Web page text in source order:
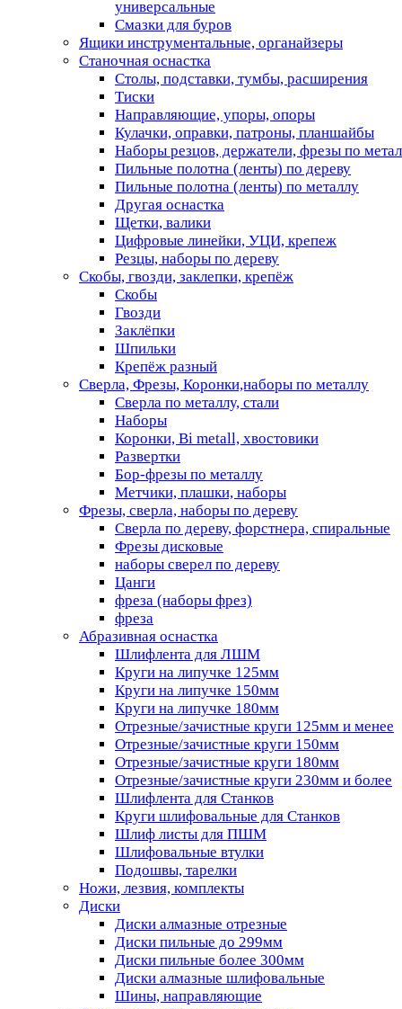
универсальные
Смазки для буров
Ящики инструментальные, органайзеры
Станочная оснастка
Столы, подставки, тумбы, расширения
Тиски
Направляющие, упоры, опоры
Кулачки, оправки, патроны, планшайбы
Наборы резцов, держатели, фрезы по
Пильные полотна (ленты) по дереву
Пильные полотна (ленты) по металлу
Другая оснастка
Щетки, валики
Цифровые линейки, УЦИ, крепеж
Резцы, наборы по дереву
Скобы, гвозди, заклепки, крепёж
Скобы
Гвозди
Заклёпки
Шпильки
Крепёж разный
Сверла, Фрезы, Коронки,наборы по металлу
Сверла по металлу, стали
Наборы
Коронки, Bi metall, хвостовики
Развертки
Бор-фрезы по металлу
Метчики, плашки, наборы
Фрезы, сверла, наборы по дереву
Сверла по дереву, форстнера, спиральные
Фрезы дисковые
наборы сверел по дереву
Цанги
фреза (наборы фрез)
фреза
Абразивная оснастка
Шлифлента для ЛШМ
Круги на липучке 125мм
Круги на липучке 150мм
Круги на липучке 180мм
Отрезные/зачистные круги 125мм и менее
Отрезные/зачистные круги 150мм
Отрезные/зачистные круги 180мм
Отрезные/зачистные круги 230мм и более
Шлифлента для Станков
Круги шлифовальные для Станков
Шлиф листы для ПШМ
Шлифовальные втулки
Подошвы, тарелки
Ножи, лезвия, комплекты
Диски
Диски алмазные отрезные
Диски пильные до 299мм
Диски пильные более 300мм
Диски алмазные шлифовальные
Шины, направляющие